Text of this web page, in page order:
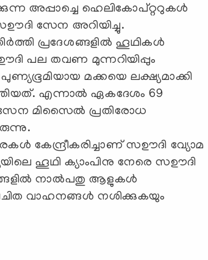
അപ്പാച്ചെ ഹെലികോപ്റ്ററുകള്‍
സേന അറിയിച്ചു.
പ്രദേശങ്ങളില്‍ ഹൂഥികള്‍
പല തവണ മുന്നറിയിപ്പും
പുണ്യഭൂമിയായ മക്കയെ ലക്ഷ്യമാക്കി
എന്നാല്‍ ഏകദേശം 69
സേന മിസൈല്‍ പ്രതിരോധ
സഊദി വ്യോമ
ഹൂഥി ക്യാംപിനു നേരെ സഊദി
നാല്‍പതു ആളുകള്‍
വാഹനങ്ങള്‍ നശിക്കുകയും